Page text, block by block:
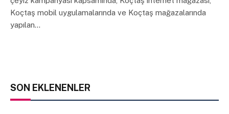
Koçtaş mobil uygulamalarında ve Koçtaş mağazalarında
yapılan…
SON EKLENENLER